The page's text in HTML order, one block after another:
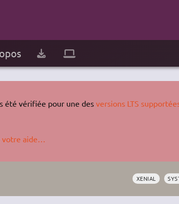
été vérifiée pour une desversions LTS
votre aide…
XENIAL